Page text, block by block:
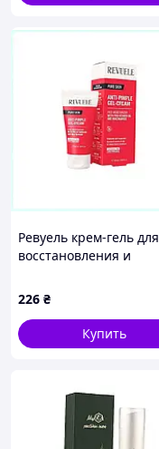
Ревуель крем-гель для
восстановления и
8769X770T
226 ₴
Купить